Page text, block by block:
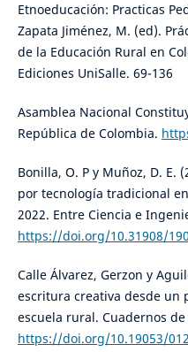
Etnoeducación: Practicas
Zapata Jiménez, M. (ed).
de la Educación Rural en
Ediciones UniSalle. 69-136
Asamblea Nacional
República de Colombia.
Bonilla, O. P y Muñoz, D. E.
por tecnología tradicional
2022. Entre Ciencia e
https://doi.org/10.31908/
Calle Álvarez, Gerzon y
escritura creativa desde un
escuela rural. Cuadernos
https://doi.org/10.19053/